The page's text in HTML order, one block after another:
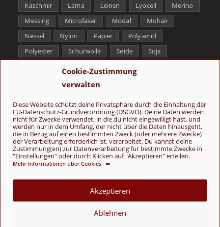
Cookie-Zustimmung
verwalten
Diese Website schützt deine Privatsphäre durch die Einhaltung der
EU-Datenschutz-Grundverordnung (DSGVO). Deine Daten werden
nicht für Zwecke verwendet, in die du nicht eingewilligt hast, und
werden nur in dem Umfang, der nicht über die Daten hinausgeht,
die in Bezug auf einen bestimmten Zweck (oder mehrere Zwecke)
der Verarbeitung erforderlich ist, verarbeitet. Du kannst deine
Zustimmung(en) zur Datenverarbeitung für bestimmte Zwecke in
"Einstellungen" oder durch Klicken auf "Akzeptieren" erteilen.
Mehr Informationen über Cookies ➦
Akzeptieren
Ablehnen
Kaschmir
Lama Leinen Lyocell
Merino
Messing
Microfaser Modal
Mohair
Nessel
Nylon Papier
Polyamid
Polyester
Schurwolle Seide
Soja
Tencel
Yak
Folge uns
© Copyright 2026 - Wolle & Schönes
VERTRAG WIDERRUFEN